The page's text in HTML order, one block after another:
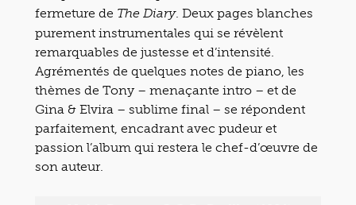
fermeture de The Diary. Deux pages blanches
purement instrumentales qui se révèlent
remarquables de justesse et d’intensité.
Agrémentés de quelques notes de piano, les
thèmes de Tony – menaçante intro – et de
Gina & Elvira – sublime final – se répondent
parfaitement, encadrant avec pudeur et
passion l’album qui restera le chef-d’œuvre de
son auteur.